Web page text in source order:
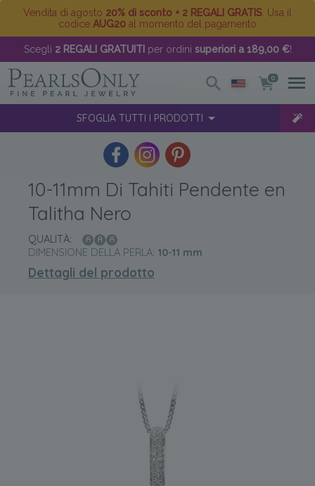
Vendita di agosto 20% di sconto + 2 REGALI GRATIS . Usa il
codice AUG20 al momento del pagamento
Scegli 2 REGALI GRATUITI per ordini superiori a 189,00 €!
0
SFOGLIA TUTTI I PRODOTTI
10-11mm Di Tahiti Pendente en
Talitha Nero
QUALITÀ:
DIMENSIONE DELLA PERLA: 10-11 mm
Dettagli del prodotto